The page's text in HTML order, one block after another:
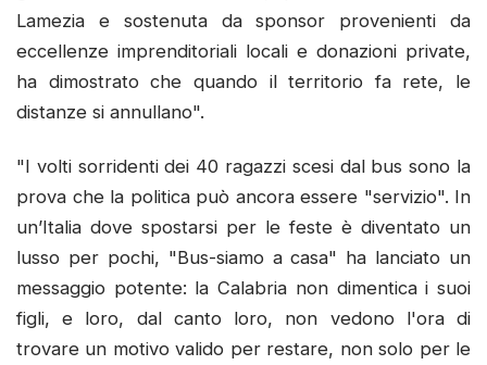
Lamezia e sostenuta da sponsor provenienti da
eccellenze imprenditoriali locali e donazioni private,
ha dimostrato che quando il territorio fa rete, le
distanze si annullano".
"I volti sorridenti dei 40 ragazzi scesi dal bus sono la
prova che la politica può ancora essere "servizio". In
un’Italia dove spostarsi per le feste è diventato un
lusso per pochi, "Bus-siamo a casa" ha lanciato un
messaggio potente: la Calabria non dimentica i suoi
figli, e loro, dal canto loro, non vedono l'ora di
trovare un motivo valido per restare, non solo per le